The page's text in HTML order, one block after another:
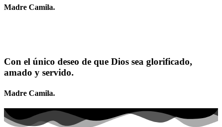
Madre Camila.
Con el único deseo de que Dios sea glorificado,
amado y servido.
Madre Camila.